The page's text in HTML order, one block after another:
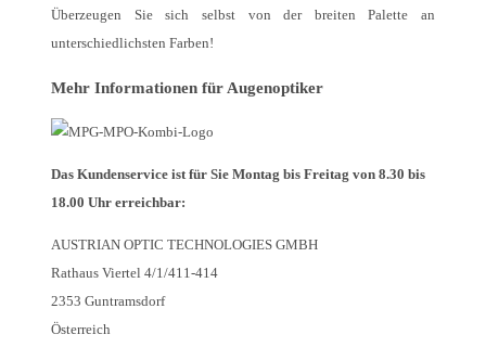
Überzeugen Sie sich selbst von der breiten Palette an
unterschiedlichsten Farben!
Mehr Informationen für Augenoptiker
Das Kundenservice ist für Sie Montag bis Freitag von 8.30 bis
18.00 Uhr erreichbar:
AUSTRIAN OPTIC TECHNOLOGIES GMBH
Rathaus Viertel 4/1/411-414
2353 Guntramsdorf
Österreich